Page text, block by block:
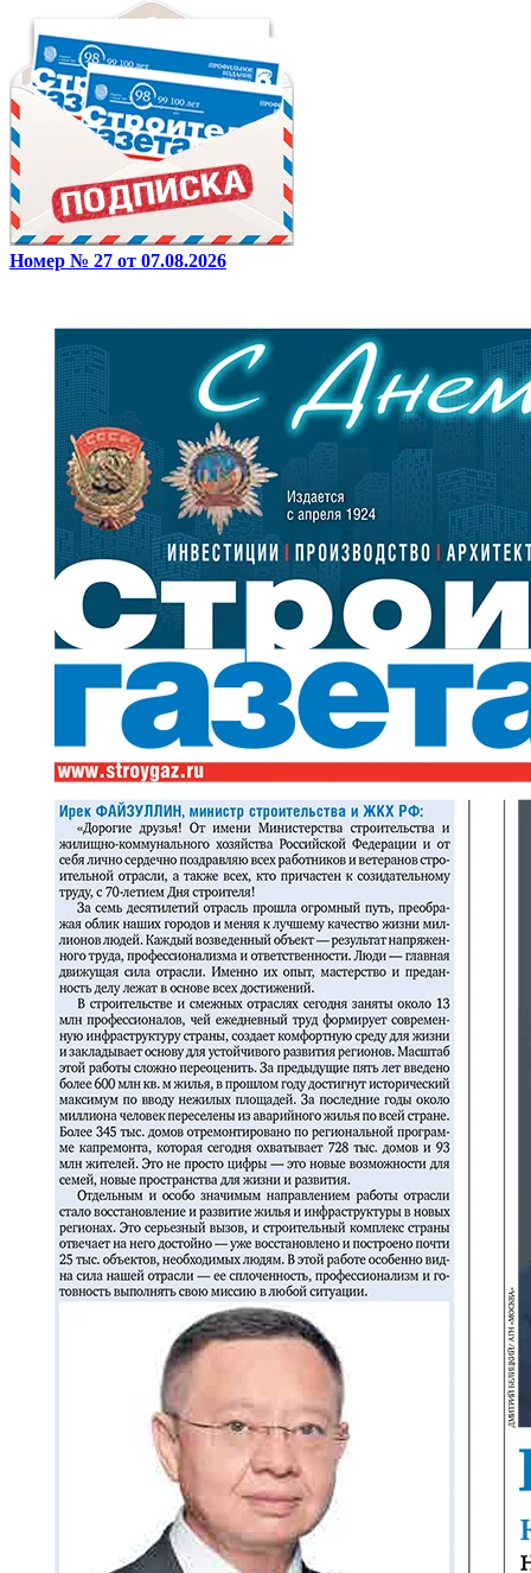
Номер № 27 от 07.08.2026